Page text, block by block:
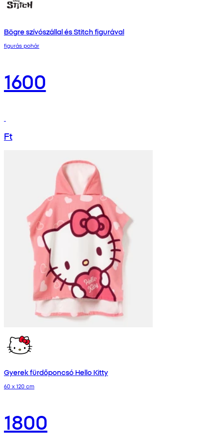
Bögre szívószállal és Stitch figurával
figurás pohár
1600
Ft
Gyerek fürdőponcsó Hello Kitty
60 x 120 cm
1800